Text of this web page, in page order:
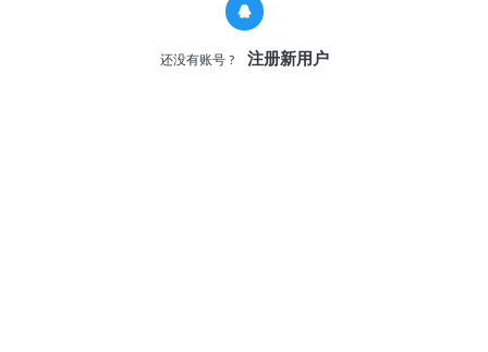
还没有账号 ? 注册新用户